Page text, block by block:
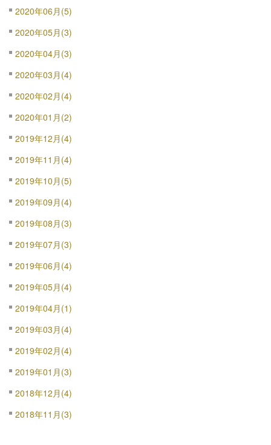
2020年06月(5)
2020年05月(3)
2020年04月(3)
2020年03月(4)
2020年02月(4)
2020年01月(2)
2019年12月(4)
2019年11月(4)
2019年10月(5)
2019年09月(4)
2019年08月(3)
2019年07月(3)
2019年06月(4)
2019年05月(4)
2019年04月(1)
2019年03月(4)
2019年02月(4)
2019年01月(3)
2018年12月(4)
2018年11月(3)